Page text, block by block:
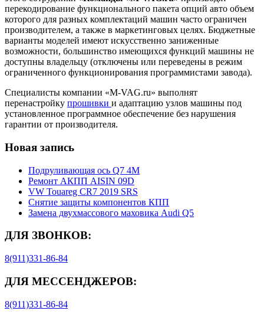
перекодирование функционального пакета опций авто объем
которого для разных комплектаций машин часто ограничен
производителем, а также в маркетинговых целях. Бюджетные
варианты моделей имеют искусственно заниженные
возможности, большинство имеющихся функций машины не
доступны владельцу (отключены или переведены в режим
ограниченного функционирования программистами завода).
Специалисты компании «M-VAG.ru» выполнят
перенастройку прошивки и адаптацию узлов машины под
установленное программное обеспечение без нарушения
гарантии от производителя.
Новая запись
Подруливающая ось Q7 4M
Ремонт АКПП AISIN 09D
VW Touareg CR7 2019 SRS
Снятие защиты компонентов КПП
Замена двухмассового маховика Audi Q5
ДЛЯ ЗВОНКОВ:
8(911)331-86-84
ДЛЯ МЕССЕНДЖЕРОВ:
8(911)331-86-84